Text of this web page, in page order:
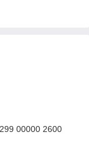
00000 2600